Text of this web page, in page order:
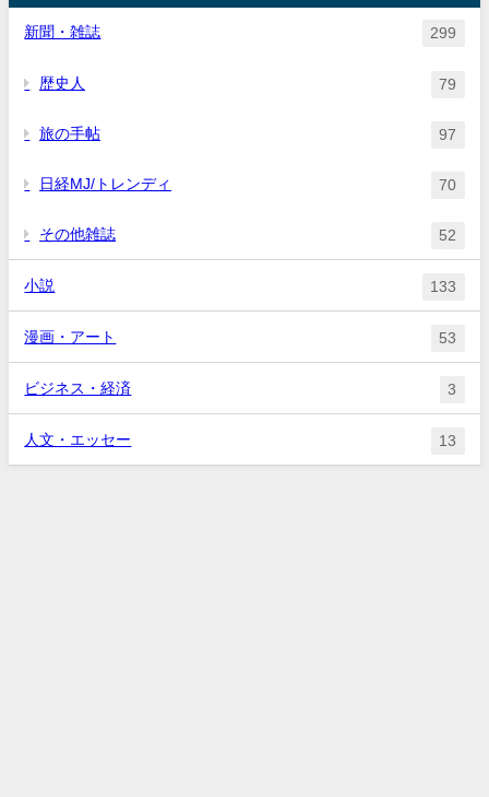
新聞・雑誌 299
歴史人 79
旅の手帖 97
日経MJ/トレンディ 70
その他雑誌 52
小説 133
漫画・アート 53
ビジネス・経済 3
人文・エッセー 13